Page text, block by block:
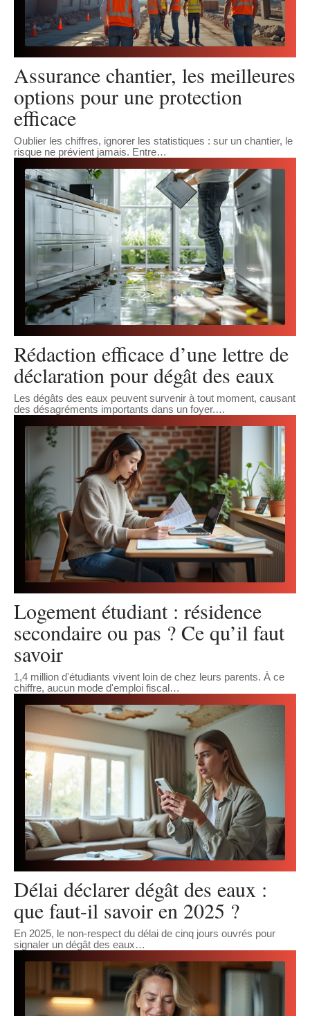
Assurance chantier, les meilleures
options pour une protection
efficace
Oublier les chiffres, ignorer les statistiques : sur un chantier, le
risque ne prévient jamais. Entre…
Rédaction efficace d’une lettre de
déclaration pour dégât des eaux
Les dégâts des eaux peuvent survenir à tout moment, causant
des désagréments importants dans un foyer.…
Logement étudiant : résidence
secondaire ou pas ? Ce qu’il faut
savoir
1,4 million d'étudiants vivent loin de chez leurs parents. À ce
chiffre, aucun mode d'emploi fiscal…
Délai déclarer dégât des eaux :
que faut-il savoir en 2025 ?
En 2025, le non-respect du délai de cinq jours ouvrés pour
signaler un dégât des eaux…